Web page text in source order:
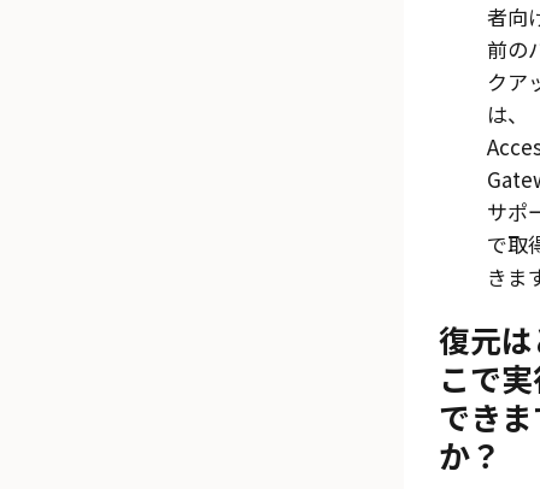
者向
前の
クア
は、
サポ
で取
きま
復元
こで
でき
か？